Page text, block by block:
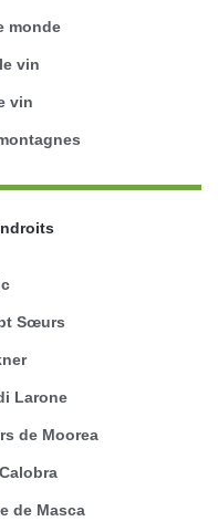
monde
vin
vin
Sœurs
Larone
de Moorea
de Masca